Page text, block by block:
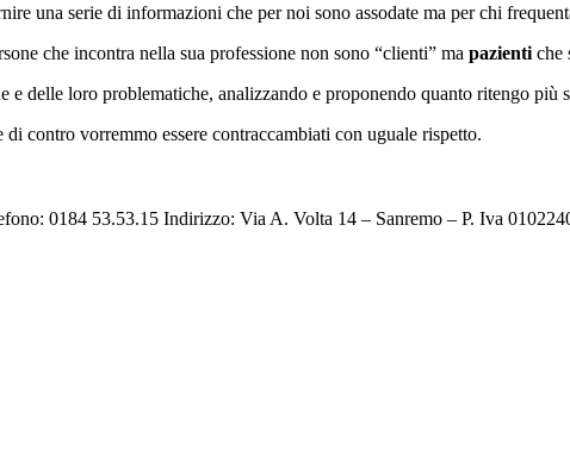
una serie di informazioni che per noi sono assodate ma per chi
che incontra nella sua professione non sono “clienti” ma pazientiche
e delle loro problematiche, analizzando e proponendo quanto ritengo più
contro vorremmo essere contraccambiati con uguale rispetto.
0184 53.53.15 Indirizzo: Via A. Volta 14 – Sanremo – P. Iva